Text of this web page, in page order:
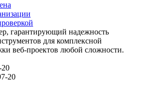
гарантирующий надежность
для комплексной
веб-проектов любой сложности.
20
20